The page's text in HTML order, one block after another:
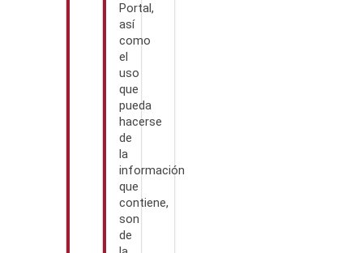
Portal,
así
como
el
uso
que
pueda
hacerse
de
la
información
que
contiene,
son
de